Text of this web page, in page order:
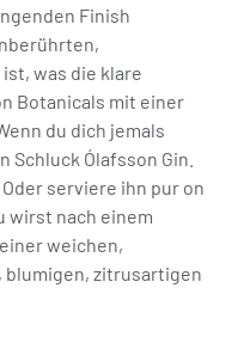
Finish
was die klare
Botanicals mit einer
du dich jemals
Ólafsson Gin.
serviere ihn pur on
wirst nach einem
weichen,
blumigen, zitrusartigen